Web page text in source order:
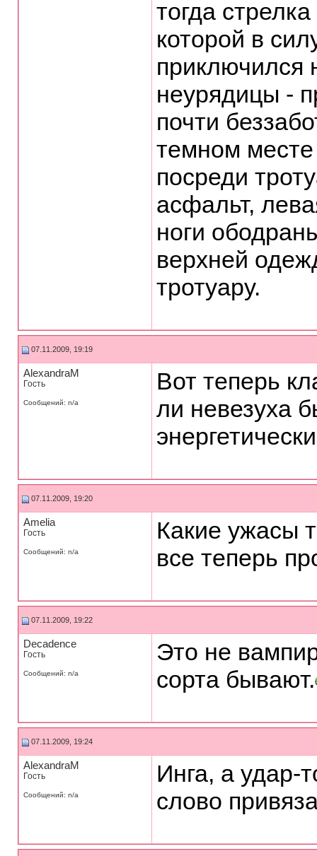
тогда
которой в
неурядицы -
почти
темном
посреди
асфальт,
ноги
верхней
тротуару.
07.11.2009, 19:19
AlexandraM
Гость
Сообщений: n/a
Вот теперь
ли невезуха
07.11.2009, 19:20
Amelia
Гость
Сообщений: n/a
Какие ужасы
все теперь
07.11.2009, 19:22
Decadence
Гость
Сообщений: n/a
Это не
сорта бывают.
07.11.2009, 19:24
AlexandraM
Гость
Сообщений: n/a
Инга, а удар-
слово